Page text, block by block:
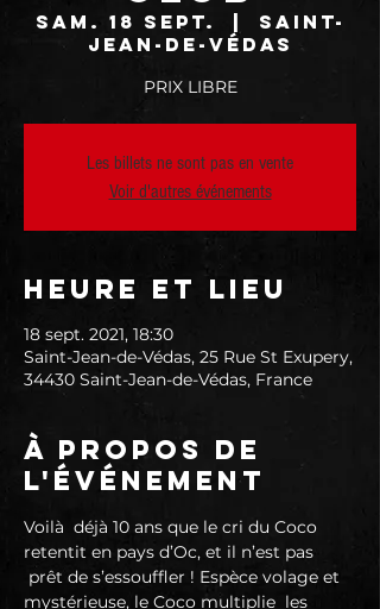
sam. 18 sept.
Saint-
Jean-de-Védas
PRIX LIBRE
Les billets ne sont pas en vente
Voir d'autres événements
Heure et lieu
18 sept. 2021, 18:30
Saint-Jean-de-Védas, 25 Rue St Exupery,
34430 Saint-Jean-de-Védas, France
À propos de
l'événement
Voilà  déjà 10 ans que le cri du Coco
retentit en pays d’Oc, et il n’est pas
prêt de s’essouffler ! Espèce volage et
mystérieuse, le Coco multiplie  les